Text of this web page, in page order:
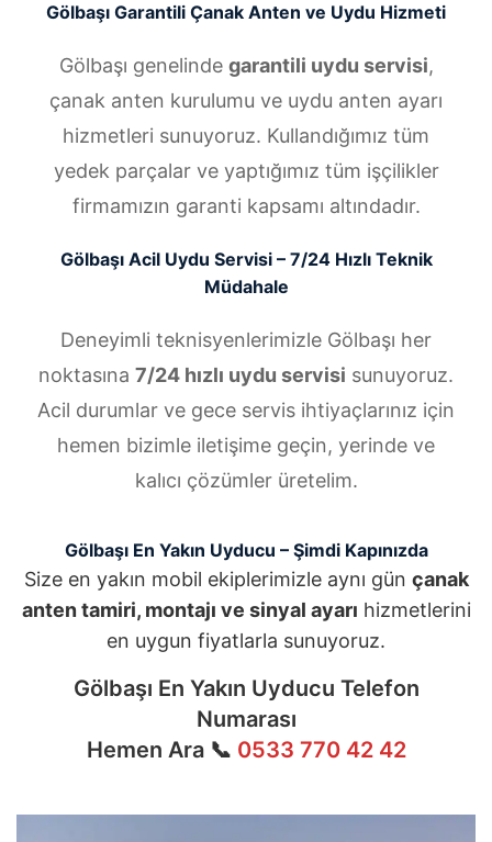
Gölbaşı Garantili Çanak Anten ve Uydu Hizmeti
Gölbaşı genelinde garantili uydu servisi,
çanak anten kurulumu ve uydu anten ayarı
hizmetleri sunuyoruz. Kullandığımız tüm
yedek parçalar ve yaptığımız tüm işçilikler
firmamızın garanti kapsamı altındadır.
Gölbaşı Acil Uydu Servisi – 7/24 Hızlı Teknik
Müdahale
Deneyimli teknisyenlerimizle Gölbaşı her
noktasına 7/24 hızlı uydu servisi sunuyoruz.
Acil durumlar ve gece servis ihtiyaçlarınız için
hemen bizimle iletişime geçin, yerinde ve
kalıcı çözümler üretelim.
Gölbaşı En Yakın Uyducu – Şimdi Kapınızda
Size en yakın mobil ekiplerimizle aynı gün çanak
anten tamiri, montajı ve sinyal ayarı hizmetlerini
en uygun fiyatlarla sunuyoruz.
Gölbaşı En Yakın Uyducu Telefon
Numarası
Hemen Ara 📞 0533 770 42 42